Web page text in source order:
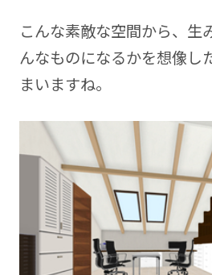
こんな素敵な空間から、生
んなものになるかを想像し
まいますね。